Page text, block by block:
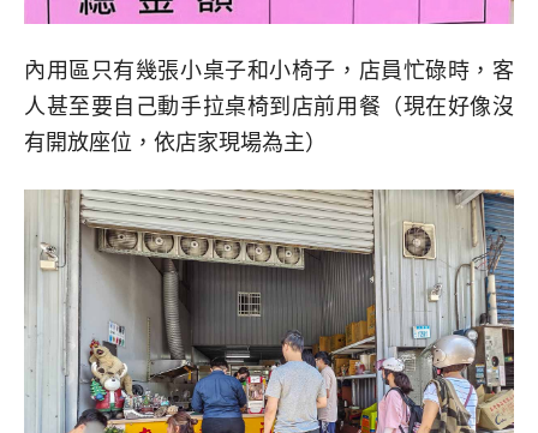
內用區只有幾張小桌子和小椅子，店員忙碌時，客
人甚至要自己動手拉桌椅到店前用餐（現在好像沒
有開放座位，依店家現場為主）